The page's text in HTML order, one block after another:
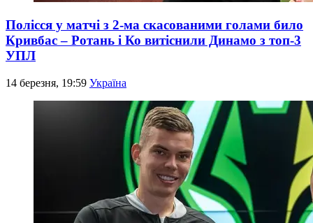
Полісся у матчі з 2-ма скасованими голами било
Кривбас – Ротань і Ко витіснили Динамо з топ-3
УПЛ
14 березня, 19:59 Україна